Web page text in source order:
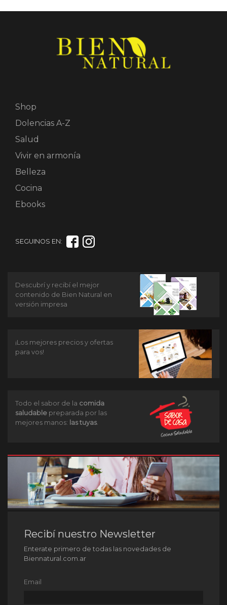
Shop
Dolencias A-Z
Salud
Vivir en armonía
Belleza
Cocina
Ebooks
SEGUINOS EN:
Descubrí y recibí el mejor
contenido de Bien Natural en
versión impresa
¡Los mejores precios y ofertas
para vos!
Todo el sabor de la comida
saludable preparada por las
mejores manos: las tuyas.
Recibí nuestro Newsletter
Enterate primero de todas las novedades de
Biennatural.com.ar
Email